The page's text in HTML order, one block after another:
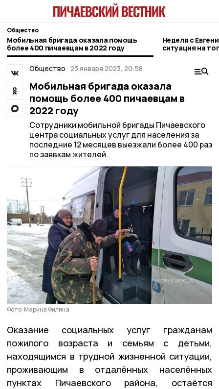
Общество
Мобильная бригада оказала помощь
более 400 пичаевцам в 2022 году
Неделя с
ситуация на
городе и
Общество 23 января 2023, 20:58
Мобильная бригада оказала
помощь более 400 пичаевцам в
2022 году
Сотрудники мобильной бригады Пичаевского
центра социальных услуг для населения за
последние 12 месяцев выезжали более 400 раз
по заявкам жителей.
Фото: Марина Филина
Оказание социальных услуг гражданам
пожилого возраста и семьям с детьми,
находящимся в трудной жизненной ситуации,
проживающим в отдалённых населённых
пунктах Пичаевского района, остаётся